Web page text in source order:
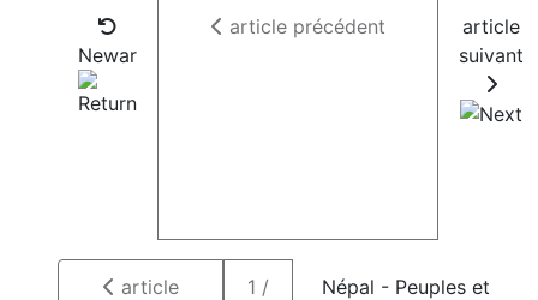
Newar
article précédent
article
suivant
article
1 /
Népal - Peuples et